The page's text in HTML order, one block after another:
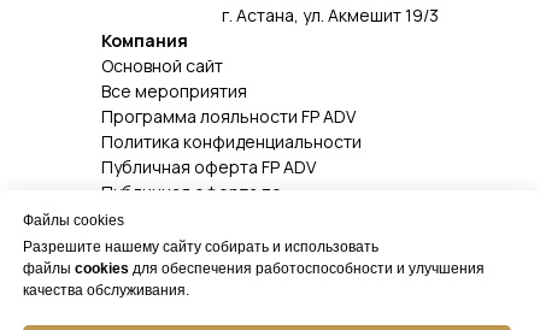
Файлы cookies
Разрешите нашему сайту собирать и использовать
файлы cookies для обеспечения работоспособности и улучшения
качества обслуживания.
г. Астана, ул. Акмешит 19/3
Компания
Основной сайт
Все мероприятия
Программа лояльности FP ADV
Политика конфиденциальности
Публичная оферта FP ADV
Публичная оферта по
обучению
Соц. сети
Facebook
Instagram